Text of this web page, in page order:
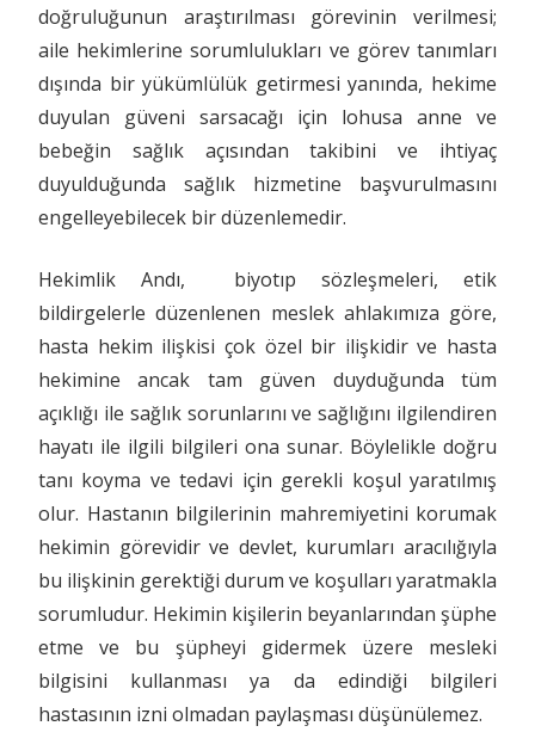
doğruluğunun araştırılması görevinin verilmesi;
aile hekimlerine sorumlulukları ve görev tanımları
dışında bir yükümlülük getirmesi yanında, hekime
duyulan güveni sarsacağı için lohusa anne ve
bebeğin sağlık açısından takibini ve ihtiyaç
duyulduğunda sağlık hizmetine başvurulmasını
engelleyebilecek bir düzenlemedir.
Hekimlik Andı, biyotıp sözleşmeleri, etik
bildirgelerle düzenlenen meslek ahlakımıza göre,
hasta hekim ilişkisi çok özel bir ilişkidir ve hasta
hekimine ancak tam güven duyduğunda tüm
açıklığı ile sağlık sorunlarını ve sağlığını ilgilendiren
hayatı ile ilgili bilgileri ona sunar. Böylelikle doğru
tanı koyma ve tedavi için gerekli koşul yaratılmış
olur. Hastanın bilgilerinin mahremiyetini korumak
hekimin görevidir ve devlet, kurumları aracılığıyla
bu ilişkinin gerektiği durum ve koşulları yaratmakla
sorumludur. Hekimin kişilerin beyanlarından şüphe
etme ve bu şüpheyi gidermek üzere mesleki
bilgisini kullanması ya da edindiği bilgileri
hastasının izni olmadan paylaşması düşünülemez.